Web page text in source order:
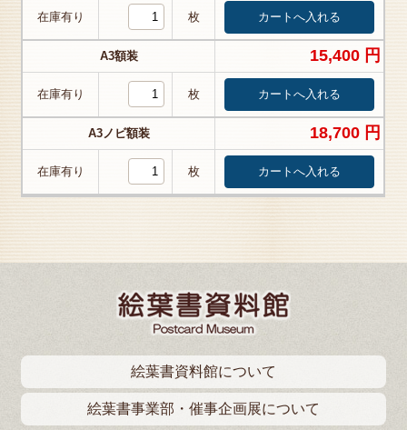
在庫有り 枚
A3額装 15,400 円
在庫有り 枚
A3ノビ額装 18,700 円
在庫有り 枚
絵葉書資料館について
絵葉書事業部・催事企画展について